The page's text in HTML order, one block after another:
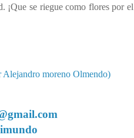
¡Que se riegue como flores por el
Alejandro moreno Olmendo)